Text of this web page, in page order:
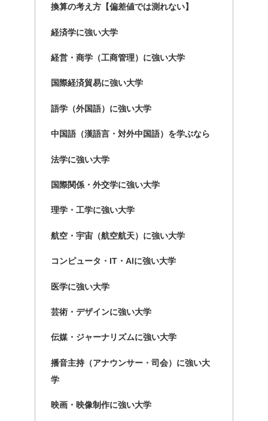
換算の考え方【偏差値では測れない】
経済学に強い大学
経営・商学（工商管理）に強い大学
国際経済貿易に強い大学
語学（外国語）に強い大学
中国語（漢語言・対外中国語）を学ぶなら
法学に強い大学
国際関係・外交学に強い大学
理学・工学に強い大学
航空・宇宙（航空航天）に強い大学
コンピュータ・IT・AIに強い大学
医学に強い大学
芸術・デザインに強い大学
伝媒・ジャーナリズムに強い大学
播音主持（アナウンサー・司会）に強い大
学
映画・映像制作に強い大学